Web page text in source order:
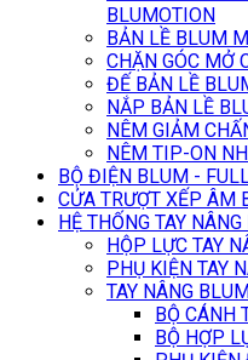
BLUMOTION
BẢN LỀ BLUM
CHẶN GÓC MỞ
ĐẾ BẢN LỀ
NẮP BẢN LỀ
NÊM GIẢM
NÊM TIP-ON
BỘ ĐIỆN BLUM -
CỬA TRƯỢT XẾP ÂM
HỆ THỐNG TAY
HỘP LỰC TAY
PHỤ KIỆN TAY
TAY NÂNG
BỘ CÁNH
BỘ HỢP